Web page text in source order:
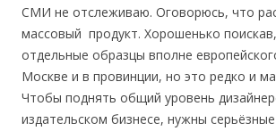
СМИ не отслеживаю. Оговорюсь, что
массовый продукт. Хорошенько
отдельные образцы вполне
Москве и в провинции, но это редко и
Чтобы поднять общий уровень
издательском бизнесе, нужны серьёзные